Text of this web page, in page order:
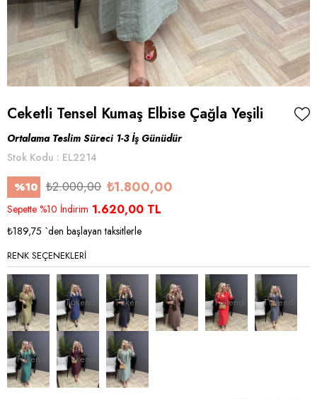
Ceketli Tensel Kumaş Elbise Çağla Yeşili
Ortalama Teslim Süreci 1-3 İş Günüdür
Stok Kodu
EL2214
%10
İndirim
₺2.000,00 ₺1.800,00
Sepette %10 İndirim 1.620,00 TL
₺189,75 `den başlayan taksitlerle
RENK SEÇENEKLERI
Tükendi Tükendi Tükendi Tükendi
Tükendi Tükendi